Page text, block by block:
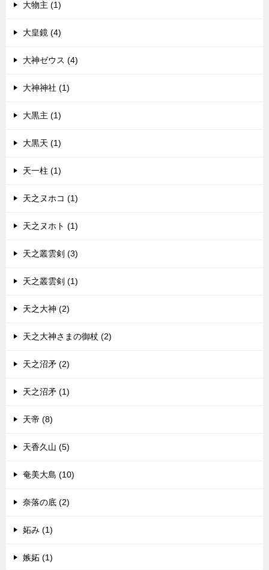
大物主 (1)
大皇鏡 (4)
大神ゼウス (4)
大神神社 (1)
大黒主 (1)
大黒天 (1)
天一柱 (1)
天之ヌホコ (1)
天之ヌホト (1)
天之叢雲剣 (3)
天之叢雲剣 (1)
天之大神 (2)
天之大神さまの御杖 (2)
天之沼矛 (2)
天之沼矛 (1)
天帝 (8)
天香久山 (5)
奄美大島 (10)
奈落の底 (2)
妬み (1)
嫉妬 (1)